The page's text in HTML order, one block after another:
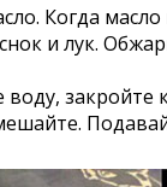
Когда масло
и лук.